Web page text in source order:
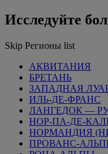
Исследуйте
Skip Регионы list
АКВИТАНИЯ
БРЕТАНЬ
ЗАПАДНАЯ
ИЛЬ-ДЕ-ФРАНС
ЛАНГЕДОК —
НОР-ПА-ДЕ-
НОРМАНДИЯ
ПРОВАНС-